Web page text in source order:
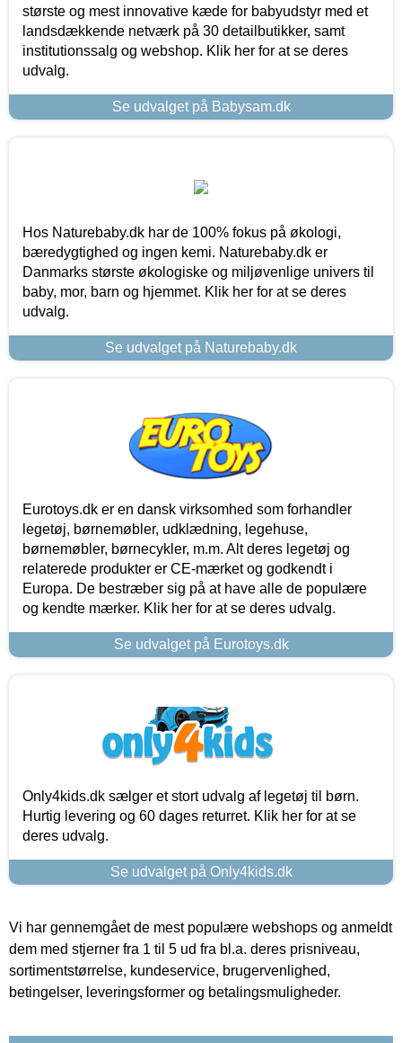
største og mest innovative kæde for babyudstyr med et
landsdækkende netværk på 30 detailbutikker, samt
institutionssalg og webshop. Klik her for at se deres
udvalg.
Se udvalget på Babysam.dk
Hos Naturebaby.dk har de 100% fokus på økologi,
bæredygtighed og ingen kemi. Naturebaby.dk er
Danmarks største økologiske og miljøvenlige univers til
baby, mor, barn og hjemmet. Klik her for at se deres
udvalg.
Se udvalget på Naturebaby.dk
Eurotoys.dk er en dansk virksomhed som forhandler
legetøj, børnemøbler, udklædning, legehuse,
børnemøbler, børnecykler, m.m. Alt deres legetøj og
relaterede produkter er CE-mærket og godkendt i
Europa. De bestræber sig på at have alle de populære
og kendte mærker. Klik her for at se deres udvalg.
Se udvalget på Eurotoys.dk
Only4kids.dk sælger et stort udvalg af legetøj til børn.
Hurtig levering og 60 dages returret. Klik her for at se
deres udvalg.
Se udvalget på Only4kids.dk
Vi har gennemgået de mest populære webshops og anmeldt
dem med stjerner fra 1 til 5 ud fra bl.a. deres prisniveau,
sortimentstørrelse, kundeservice, brugervenlighed,
betingelser, leveringsformer og betalingsmuligheder.